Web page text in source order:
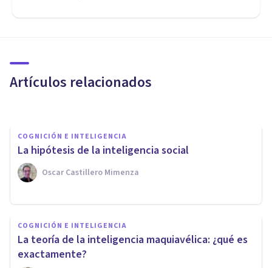
Artículos relacionados
cómo ha evolucionado?
COGNICIÓN E INTELIGENCIA
La hipótesis de la inteligencia social
Oscar Castillero Mimenza
COGNICIÓN E INTELIGENCIA
La teoría de la inteligencia maquiavélica: ¿qué es
exactamente?
¿Son más inteligentes los gatos
o los perros?